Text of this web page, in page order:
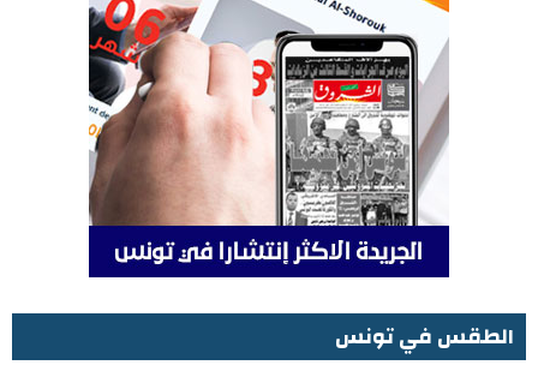
الطقس في تونس